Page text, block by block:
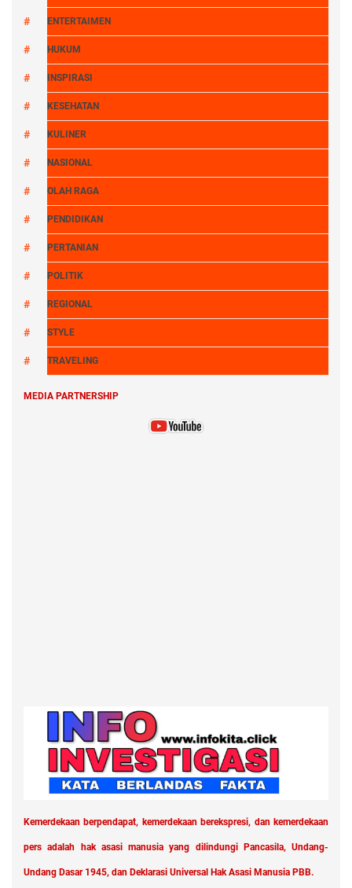
ENTERTAIMEN
HUKUM
INSPIRASI
KESEHATAN
KULINER
NASIONAL
OLAH RAGA
PENDIDIKAN
PERTANIAN
POLITIK
REGIONAL
STYLE
TRAVELING
MEDIA PARTNERSHIP
Kemerdekaan berpendapat, kemerdekaan berekspresi, dan kemerdekaan
pers adalah hak asasi manusia yang dilindungi Pancasila, Undang-
Undang Dasar 1945, dan Deklarasi Universal Hak Asasi Manusia PBB.